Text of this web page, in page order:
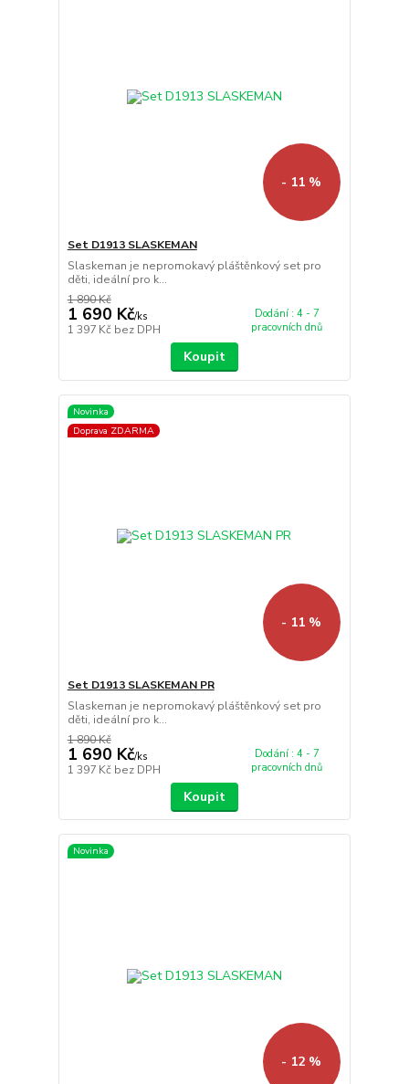
- 11 %
Set D1913 SLASKEMAN
Slaskeman je nepromokavý pláštěnkový set pro
děti, ideální pro k...
1 890 Kč
1 690 Kč/ks
1 397 Kč bez DPH
Dodání : 4 - 7
pracovních dnů
Koupit
Novinka
Doprava ZDARMA
- 11 %
Set D1913 SLASKEMAN PR
Slaskeman je nepromokavý pláštěnkový set pro
děti, ideální pro k...
1 890 Kč
1 690 Kč/ks
1 397 Kč bez DPH
Dodání : 4 - 7
pracovních dnů
Koupit
Novinka
- 12 %